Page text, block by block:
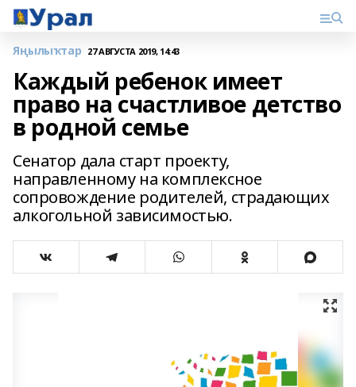
Яңылыҡтар 27 АВГУСТА 2019, 14:43
Каждый ребенок имеет
право на счастливое детство
в родной семье
Сенатор дала старт проекту,
направленному на комплексное
сопровождение родителей, страдающих
алкогольной зависимостью.